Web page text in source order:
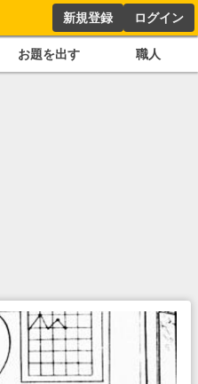
新規登録 ログイン
お題を出す 職人